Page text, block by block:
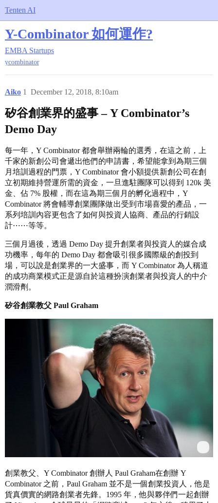
Tenten AI
Y-Combinator 如何運作?
EMBA Startups
ycombinator
Aiko December 12, 2018, 8:10am
1
矽谷創業界的盛事 – Y Combinator’s
Demo Day
每一年，Y Combinator 都會舉辦兩輪的選秀，在這之前，上
千家的新創公司會遞出他們的申請書，希望能拿到為期三個
月培訓過程的門票，Y Combinator 會小額提供新創公司在創
立初期維持營運所需的資金，一旦進駐團隊可以得到 120k 美
金、佔 7% 股權，而在這為期三個月的孵化過程中，Y
Combinator 將會輔導創業團隊做出受到市場喜愛的產品，一
系列培訓內容更包含了如何與投資人協商、產品的行銷設
計⋯⋯等等。
三個月過後，透過 Demo Day 提升創業者與投資人的媒合成
功機率，每年的 Demo Day 都會吸引很多國際級的創投到
場，可以說是創業界的一大盛事，而 Y Combinator 為人稱道
的成功商業模式正是源自於這種扮演創業者與投資人的中介
潤滑劑。
矽谷創業教父 Paul Graham
創業教父、Y Combinator 創辦人 Paul Graham在創辦 Y
Combinator 之前，Paul Graham 並不是一個創業投資人，他是
貨真價實的網路創業者先鋒。1995 年，他與夥伴們一起創辦